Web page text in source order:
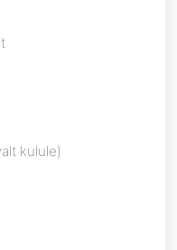
kulule)